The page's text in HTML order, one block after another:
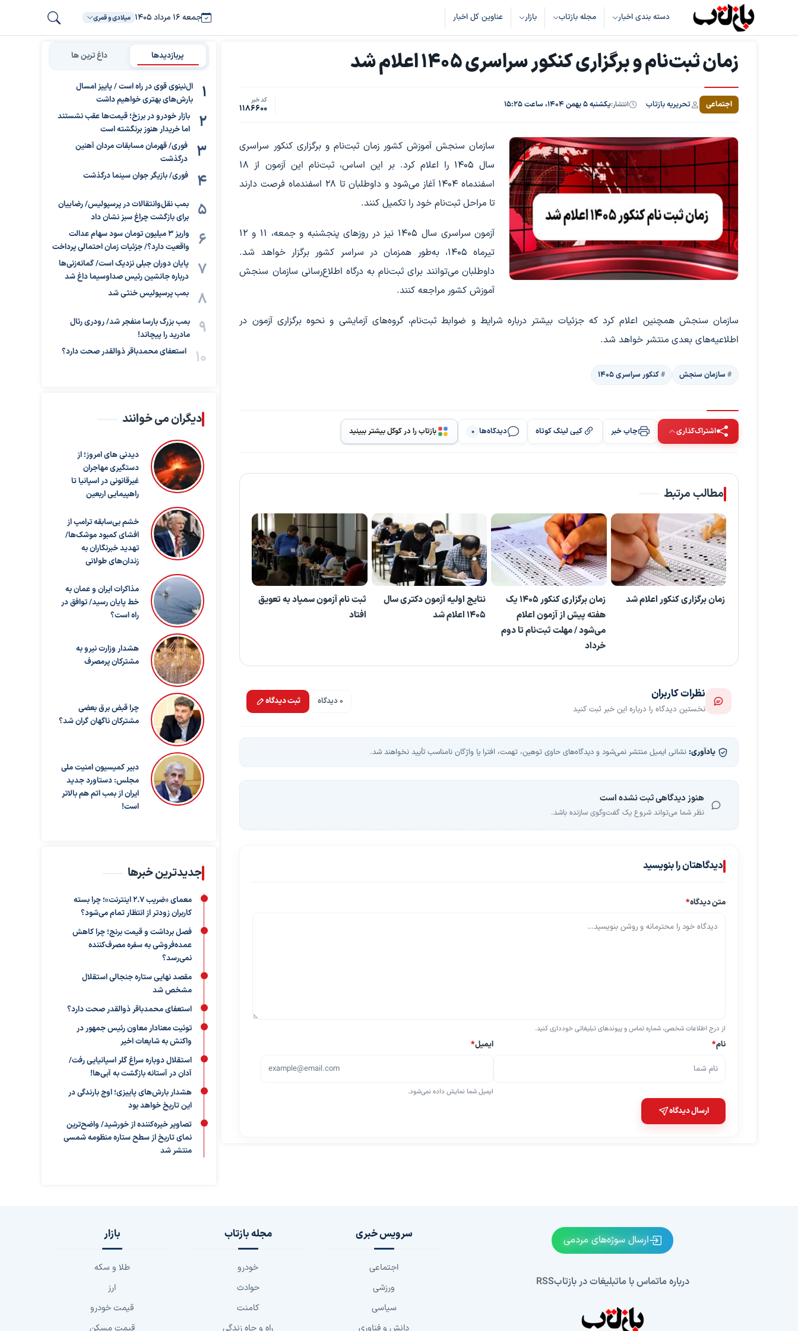
دسته بندی اخبار مجله بازتاب بازار عناوین کل اخبار جمعه ۱۶ مرداد ۱۴۰۵ میلادی و قمری
زمان ثبت‌نام و برگزاری کنکور سراسری ۱۴۰۵ اعلام شد
اجتماعی تحریریه بازتاب انتشار:یکشنبه ۵ بهمن ۱۴۰۴، ساعت ۱۵:۲۵ کد خبر
1186600
سازمان سنجش آموزش کشور زمان ثبت‌نام و برگزاری کنکور سراسری
سال ۱۴۰۵ را اعلام کرد. بر این اساس، ثبت‌نام این آزمون از ۱۸
اسفندماه ۱۴۰۴ آغاز می‌شود و داوطلبان تا ۲۸ اسفندماه فرصت دارند
تا مراحل ثبت‌نام خود را تکمیل کنند.
آزمون سراسری سال ۱۴۰۵ نیز در روزهای پنجشنبه و جمعه، ۱۱ و ۱۲
تیرماه ۱۴۰۵، به‌طور همزمان در سراسر کشور برگزار خواهد شد.
داوطلبان می‌توانند برای ثبت‌نام به درگاه اطلاع‌رسانی سازمان سنجش
آموزش کشور مراجعه کنند.
سازمان سنجش همچنین اعلام کرد که جزئیات بیشتر درباره شرایط و ضوابط ثبت‌نام، گروه‌های آزمایشی و نحوه برگزاری آزمون در
اطلاعیه‌های بعدی منتشر خواهد شد.
سازمان سنجش کنکور سراسری ۱۴۰۵
اشتراک‌گذاری چاپ خبر کپی لینک کوتاه دیدگاه‌ها 0 بازتاب را در گوگل بیشتر ببینید
مطالب مرتبط
زمان برگزاری کنکور اعلام شد
زمان برگزاری کنکور ۱۴۰۵ یک
هفته پیش از آزمون اعلام
می‌شود / مهلت ثبت‌نام تا دوم
خرداد
نتایج اولیه آزمون دکتری سال
۱۴۰۵ اعلام شد
ثبت نام آزمون سمپاد به تعویق
افتاد
نظرات کاربران
نخستین دیدگاه را درباره این خبر ثبت کنید
0 دیدگاه ثبت دیدگاه
یادآوری: نشانی ایمیل منتشر نمی‌شود و دیدگاه‌های حاوی توهین، تهمت، افترا یا واژگان نامناسب تأیید نخواهند شد.
هنوز دیدگاهی ثبت نشده است
نظر شما می‌تواند شروع یک گفت‌وگوی سازنده باشد.
دیدگاهتان را بنویسید
متن دیدگاه*
از درج اطلاعات شخصی، شماره تماس و پیوندهای تبلیغاتی خودداری کنید.
نام* ایمیل*
ایمیل شما نمایش داده نمی‌شود.
ارسال دیدگاه
پربازدیدها داغ ترین ها
ال‌نینوی قوی در راه است / پاییز امسال
بارش‌های بهتری خواهیم داشت
بازار خودرو در برزخ؛ قیمت‌ها عقب نشستند
اما خریدار هنوز برنگشته است
فوری/ قهرمان مسابقات مردان آهنین
درگذشت
فوری/ بازیگر جوان سینما درگذشت
بمب نقل‌وانتقالات در پرسپولیس/ رضاییان
برای بازگشت چراغ سبز نشان داد
واریز ۳ میلیون تومان سود سهام عدالت
واقعیت دارد؟/ جزئیات زمان احتمالی پرداخت
پایان دوران جبلی نزدیک است/ گمانه‌زنی‌ها
درباره جانشین رئیس صداوسیما داغ شد
بمب پرسپولیس خنثی شد
بمب بزرگ بارسا منفجر شد/ رودری رئال
مادرید را پیچاند!
استعفای محمدباقر ذوالقدر صحت دارد؟
دیگران می خوانند
دیدنی های امروز؛ از
دستگیری مهاجران
غیرقانونی در اسپانیا تا
راهپیمایی اربعین
خشم بی‌سابقه ترامپ از
افشای کمبود موشک‌ها/
تهدید خبرنگاران به
زندان‌های طولانی
مذاکرات ایران و عمان به
خط پایان رسید/ توافق در
راه است؟
هشدار وزارت نیرو به
مشترکان پرمصرف
چرا قبض برق بعضی
مشترکان ناگهان گران شد؟
دبیر کمیسیون امنیت ملی
مجلس: دستاورد جدید
ایران از بمب اتم هم بالاتر
است!
جدیدترین خبرها
معمای «ضریب ۲.۷ اینترنت»؛ چرا بسته
کاربران زودتر از انتظار تمام می‌شود؟
فصل برداشت و قیمت برنج؛ چرا کاهش
عمده‌فروشی به سفره مصرف‌کننده
نمی‌رسد؟
مقصد نهایی ستاره جنجالی استقلال
مشخص شد
استعفای محمدباقر ذوالقدر صحت دارد؟
توئیت معنادار معاون رئیس جمهور در
واکنش به شایعات اخیر
استقلال دوباره سراغ گلر اسپانیایی رفت/
آدان در آستانه بازگشت به آبی‌ها!
هشدار بارش‌های پاییزی؛ اوج بارندگی در
این تاریخ خواهد بود
تصاویر خیره‌کننده از خورشید/ واضح‌ترین
نمای تاریخ از سطح ستاره منظومه شمسی
منتشر شد
ارسال سوژه‌های مردمی
درباره ماتماس با ماتبلیغات در بازتابRSS
سرویس خبری
اجتماعی
ورزشی
سیاسی
دانش و فناوری
مجله بازتاب
خودرو
حوادث
کامنت
راه و چاه زندگی
بازار
طلا و سکه
ارز
قیمت خودرو
قیمت مسکن